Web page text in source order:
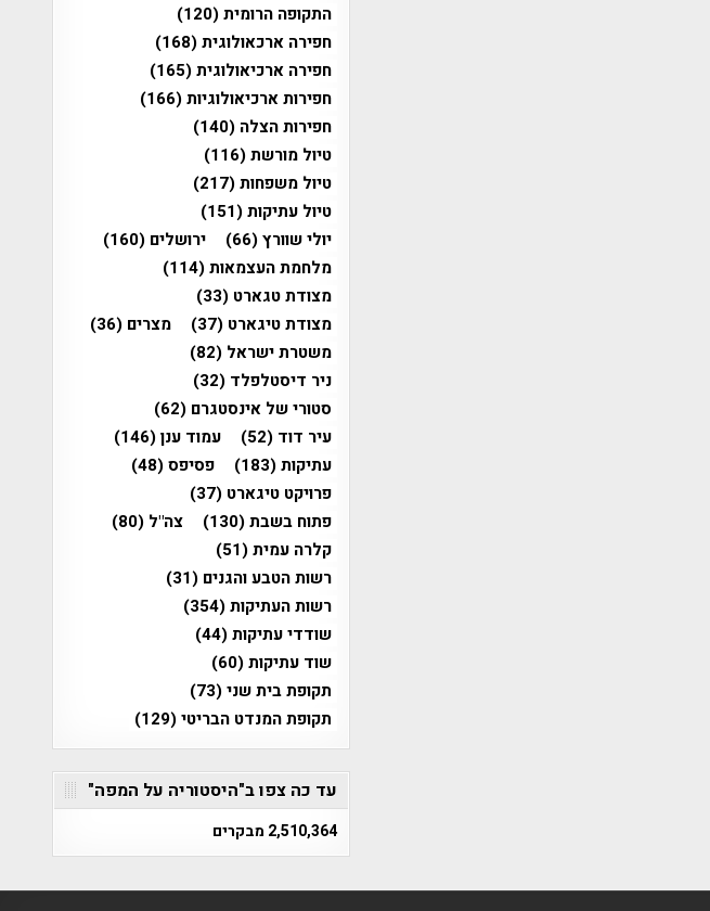
התקופה הרומית(120)
חפירה ארכאולוגית(168)
חפירה ארכיאולוגית(165)
חפירות ארכיאולוגיות(166)
חפירות הצלה (140)
טיול מורשת(116)
טיול משפחות(217)
טיול עתיקות(151)
יולי שוורץ(66) ירושלים (160)
מלחמת העצמאות(114)
מצודת טגארט (33)
מצודת טיגארט (37) מצרים (36)
משטרת ישראל (82)
ניר דיסטלפלד (32)
סטורי של אינסטגרם (62)
עיר דוד (52) עמוד ענן(146)
עתיקות(183) פסיפס(48)
פרויקט טיגארט (37)
פתוח בשבת(130) צה"ל (80)
קלרה עמית(51)
רשות הטבע והגנים (31)
רשות העתיקות(354)
שודדי עתיקות(44)
שוד עתיקות(60)
תקופת בית שני(73)
תקופת המנדט הבריטי(129)
עד כה צפו ב"היסטוריה על המפה"
2,510,364 מבקרים